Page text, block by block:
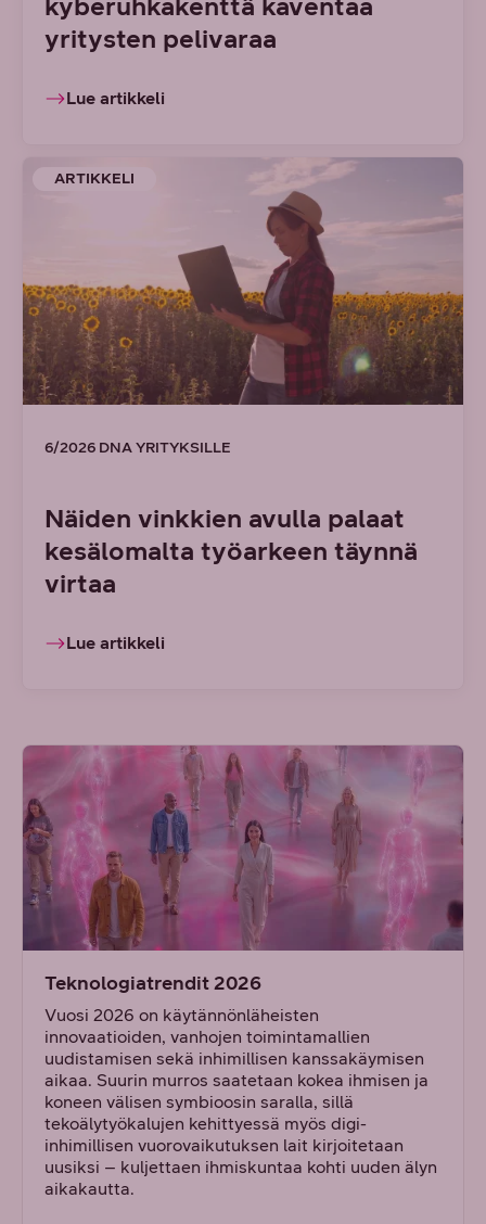
yritysten pelivaraa
Lue artikkeli
ARTIKKELI
6/2026 DNA YRITYKSILLE
Näiden vinkkien avulla palaat
kesälomalta työarkeen täynnä
virtaa
Lue artikkeli
Teknologiatrendit 2026
Vuosi 2026 on käytännönläheisten
innovaatioiden, vanhojen toimintamallien
uudistamisen sekä inhimillisen kanssakäymisen
aikaa. Suurin murros saatetaan kokea ihmisen ja
koneen välisen symbioosin saralla, sillä
tekoälytyökalujen kehittyessä myös digi-
inhimillisen vuorovaikutuksen lait kirjoitetaan
uusiksi – kuljettaen ihmiskuntaa kohti uuden älyn
aikakautta.